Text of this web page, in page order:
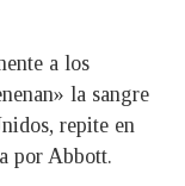
a los
la sangre
repite en
por Abbott.